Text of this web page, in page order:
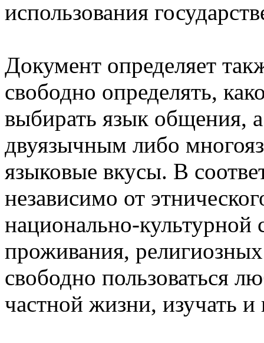
использования
Документ определяет
свободно определять,
выбирать язык общения,
двуязычным либо
языковые вкусы. В
независимо от
национально-
проживания,
свободно пользоваться
частной жизни, изучать